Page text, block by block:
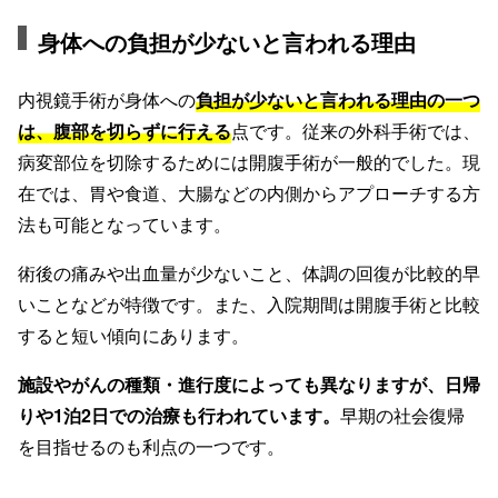
身体への負担が少ないと言われる理由
内視鏡手術が身体への負担が少ないと言われる理由の一つ
は、腹部を切らずに行える点です。従来の外科手術では、
病変部位を切除するためには開腹手術が一般的でした。現
在では、胃や食道、大腸などの内側からアプローチする方
法も可能となっています。
術後の痛みや出血量が少ないこと、体調の回復が比較的早
いことなどが特徴です。また、入院期間は開腹手術と比較
すると短い傾向にあります。
施設やがんの種類・進行度によっても異なりますが、日帰
りや1泊2日での治療も行われています。 早期の社会復帰
を目指せるのも利点の一つです。